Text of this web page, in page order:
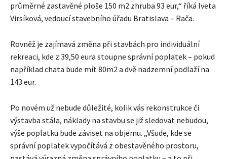
průměrné zastavěné ploše 150 m2 zhruba 93 eur,“ říká Iveta
Virsíková, vedoucí stavebního úřadu Bratislava – Rača.
Rovněž je zajímavá změna při stavbách pro individuální
rekreaci, kde z 39,50 eura stoupne správní poplatek – pokud
například chata bude mít 80m2 a dvě nadzemní podlaží na
143 eur.
Po novém už nebude důležité, kolik vás rekonstrukce či
výstavba stála, náklady na stavbu se již sledovat nebudou,
výše poplatku bude záviset na objemu. „Všude, kde se
správní poplatek vypočítává z obestavěného prostoru,